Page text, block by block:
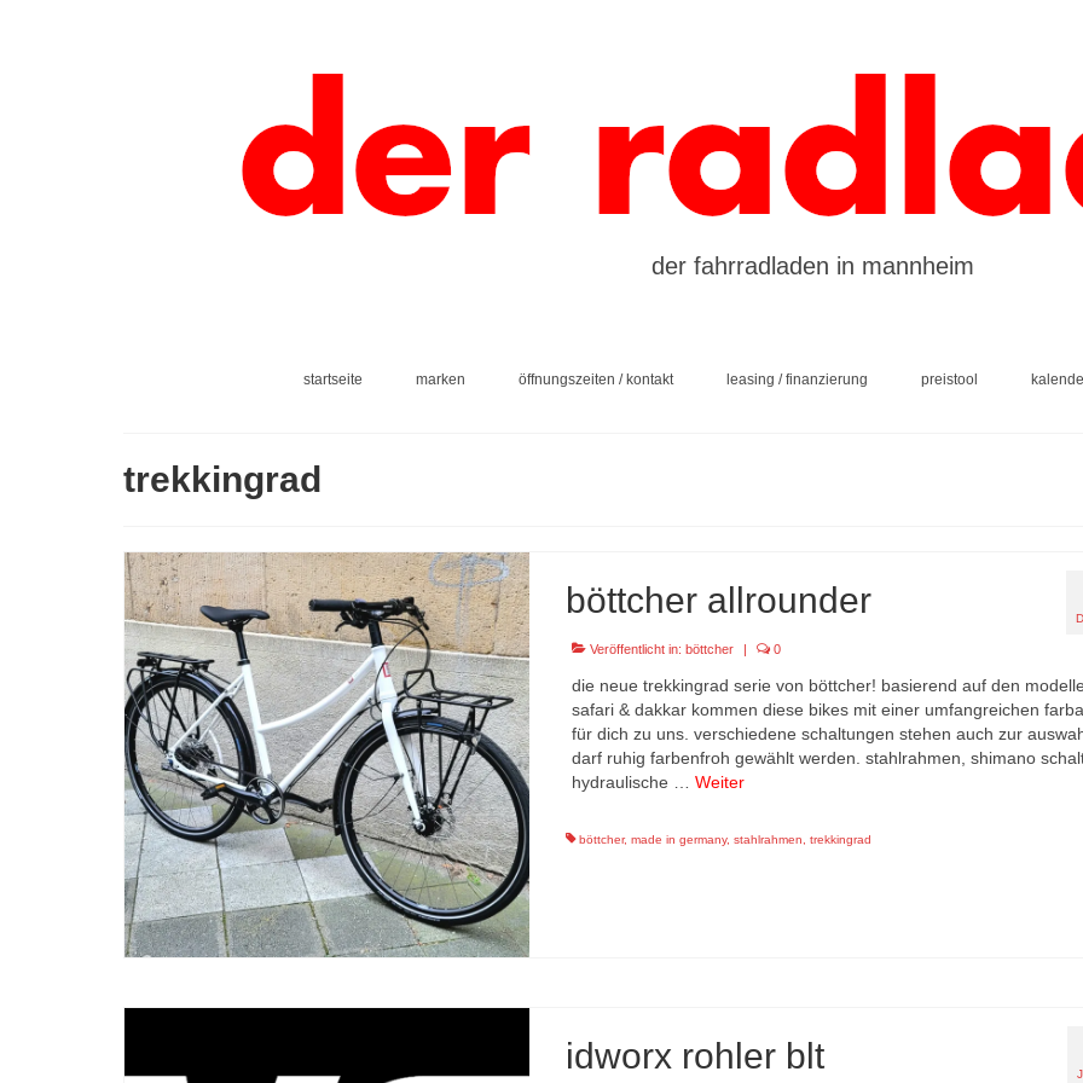
der fahrradladen in mannheim
startseite marken öffnungszeiten / kontakt leasing / finanzierung preistool
trekkingrad
böttcher allrounder
Veröffentlicht in: böttcher | 0
die neue trekkingrad serie von böttcher! basierend auf den
safari & dakkar kommen diese bikes mit einer umfangreichen
für dich zu uns. verschiedene schaltungen stehen auch zur
darf ruhig farbenfroh gewählt werden. stahlrahmen, shimano
hydraulische … Weiter
böttcher, made in germany, stahlrahmen trekkingrad
idworx rohler blt